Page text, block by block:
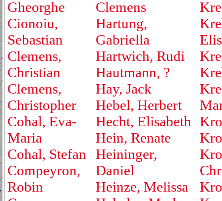
Gheorghe
Cionoiu,
Sebastian
Clemens,
Christian
Clemens,
Christopher
Cohal, Eva-
Maria
Cohal, Stefan
Compeyron,
Robin
Clemens
Hartung,
Gabriella
Hartwich, Rudi
Hautmann, ?
Hay, Jack
Hebel, Herbert
Hecht, Elisabeth
Hein, Renate
Heininger,
Daniel
Heinze, Melissa